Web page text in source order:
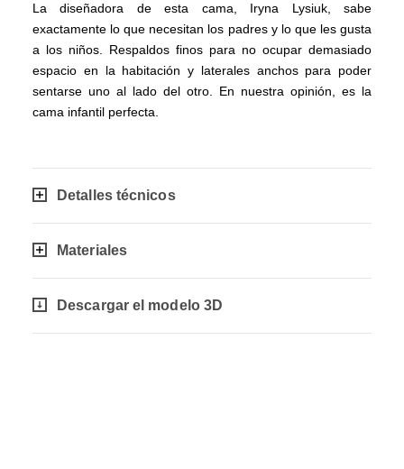
La diseñadora de esta cama, Iryna Lysiuk, sabe
exactamente lo que necesitan los padres y lo que les gusta
a los niños. Respaldos finos para no ocupar demasiado
espacio en la habitación y laterales anchos para poder
sentarse uno al lado del otro. En nuestra opinión, es la
cama infantil perfecta.
Detalles técnicos
Materiales
Descargar el modelo 3D